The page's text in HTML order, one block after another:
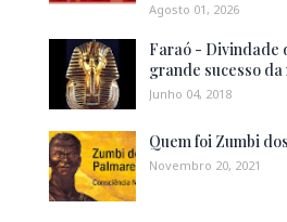
Agosto 01, 2026
Faraó - Divindade
grande sucesso
Junho 04, 2018
Quem foi Zumbi
Novembro 20, 2021